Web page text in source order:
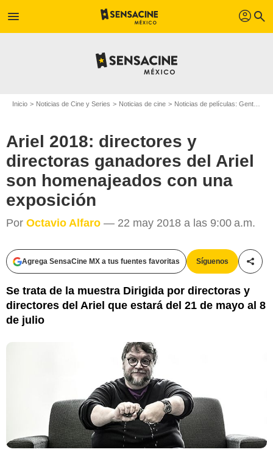
menu profil search
Inicio Noticias de Cine y Series Noticias de cine Noticias de películas: Gente
Ariel 2018: directores y
directoras ganadores del Ariel
son homenajeados con una
exposición
Por Octavio Alfaro — 22 may 2018 a las 9:00 a.m.
Agrega SensaCine MX a tus fuentes favoritas Síguenos
Se trata de la muestra Dirigida por directoras y
directores del Ariel que estará del 21 de mayo al 8
de julio